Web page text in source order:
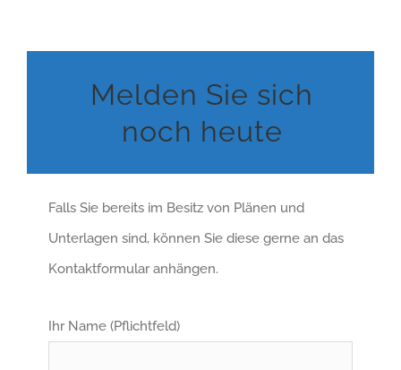
Melden Sie sich
noch heute
Falls Sie bereits im Besitz von Plänen und
Unterlagen sind, können Sie diese gerne an das
Kontaktformular anhängen.
Ihr Name (Pflichtfeld)